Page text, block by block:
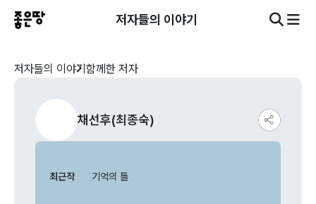
저자들의 이야기
저자들의 이야기 함께한 저자
채선후(최종숙)
최근작 기억의 틀